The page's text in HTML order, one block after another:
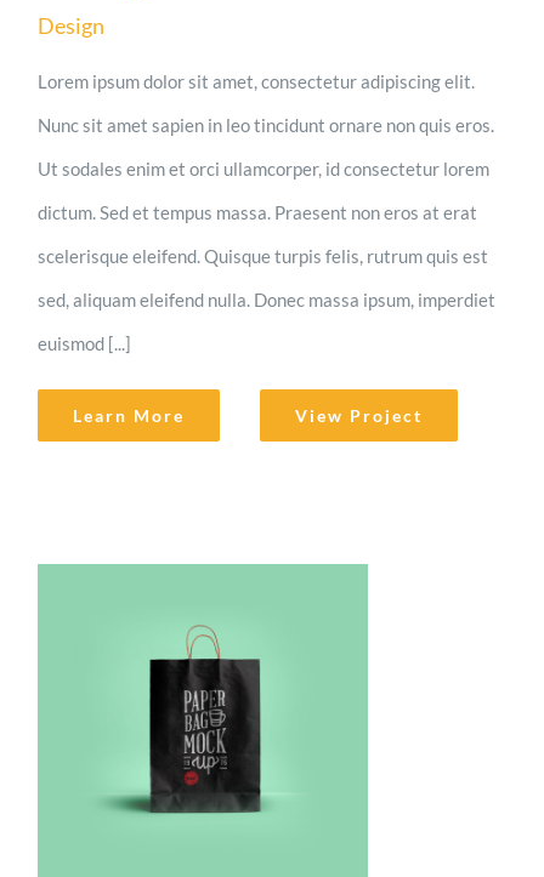
Design
Lorem ipsum dolor sit amet, consectetur adipiscing elit.
Nunc sit amet sapien in leo tincidunt ornare non quis eros.
Ut sodales enim et orci ullamcorper, id consectetur lorem
dictum. Sed et tempus massa. Praesent non eros at erat
scelerisque eleifend. Quisque turpis felis, rutrum quis est
sed, aliquam eleifend nulla. Donec massa ipsum, imperdiet
euismod [...]
Learn More View Project